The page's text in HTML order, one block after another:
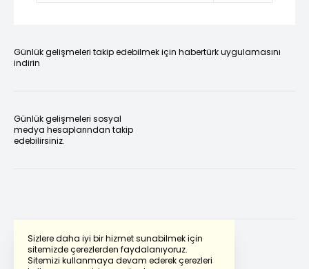
Sizlere daha iyi bir hizmet sunabilmek için
sitemizde çerezlerden faydalanıyoruz.
Sitemizi kullanmaya devam ederek çerezleri
Günlük gelişmeleri takip edebilmek için habertürk uygulamasını
indirin
Günlük gelişmeleri sosyal
medya hesaplarından takip
edebilirsiniz.
Powered by Translate